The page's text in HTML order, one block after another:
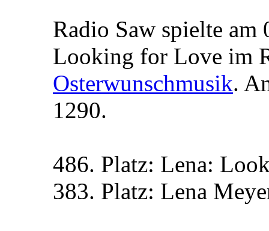
Radio Saw spielte am
Looking for Love im
Osterwunschmusik.
1290.
486. Platz: Lena:
383. Platz: Lena